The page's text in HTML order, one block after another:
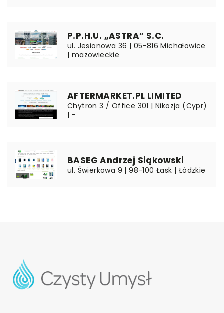
P.P.H.U. „ASTRA” S.C.
ul. Jesionowa 36 | 05-816 Michałowice
| mazowieckie
AFTERMARKET.PL LIMITED
Chytron 3 / Office 301 | Nikozja (Cypr)
| -
BASEG Andrzej Siąkowski
ul. Świerkowa 9 | 98-100 Łask | Łódzkie